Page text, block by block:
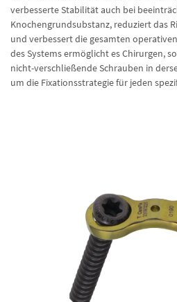
verbesserte Stabilität auch bei
Knochengrundsubstanz, reduziert das
und verbessert die gesamten
des Systems ermöglicht es Chirurgen,
nicht-verschließende Schrauben in
um die Fixationsstrategie für jeden